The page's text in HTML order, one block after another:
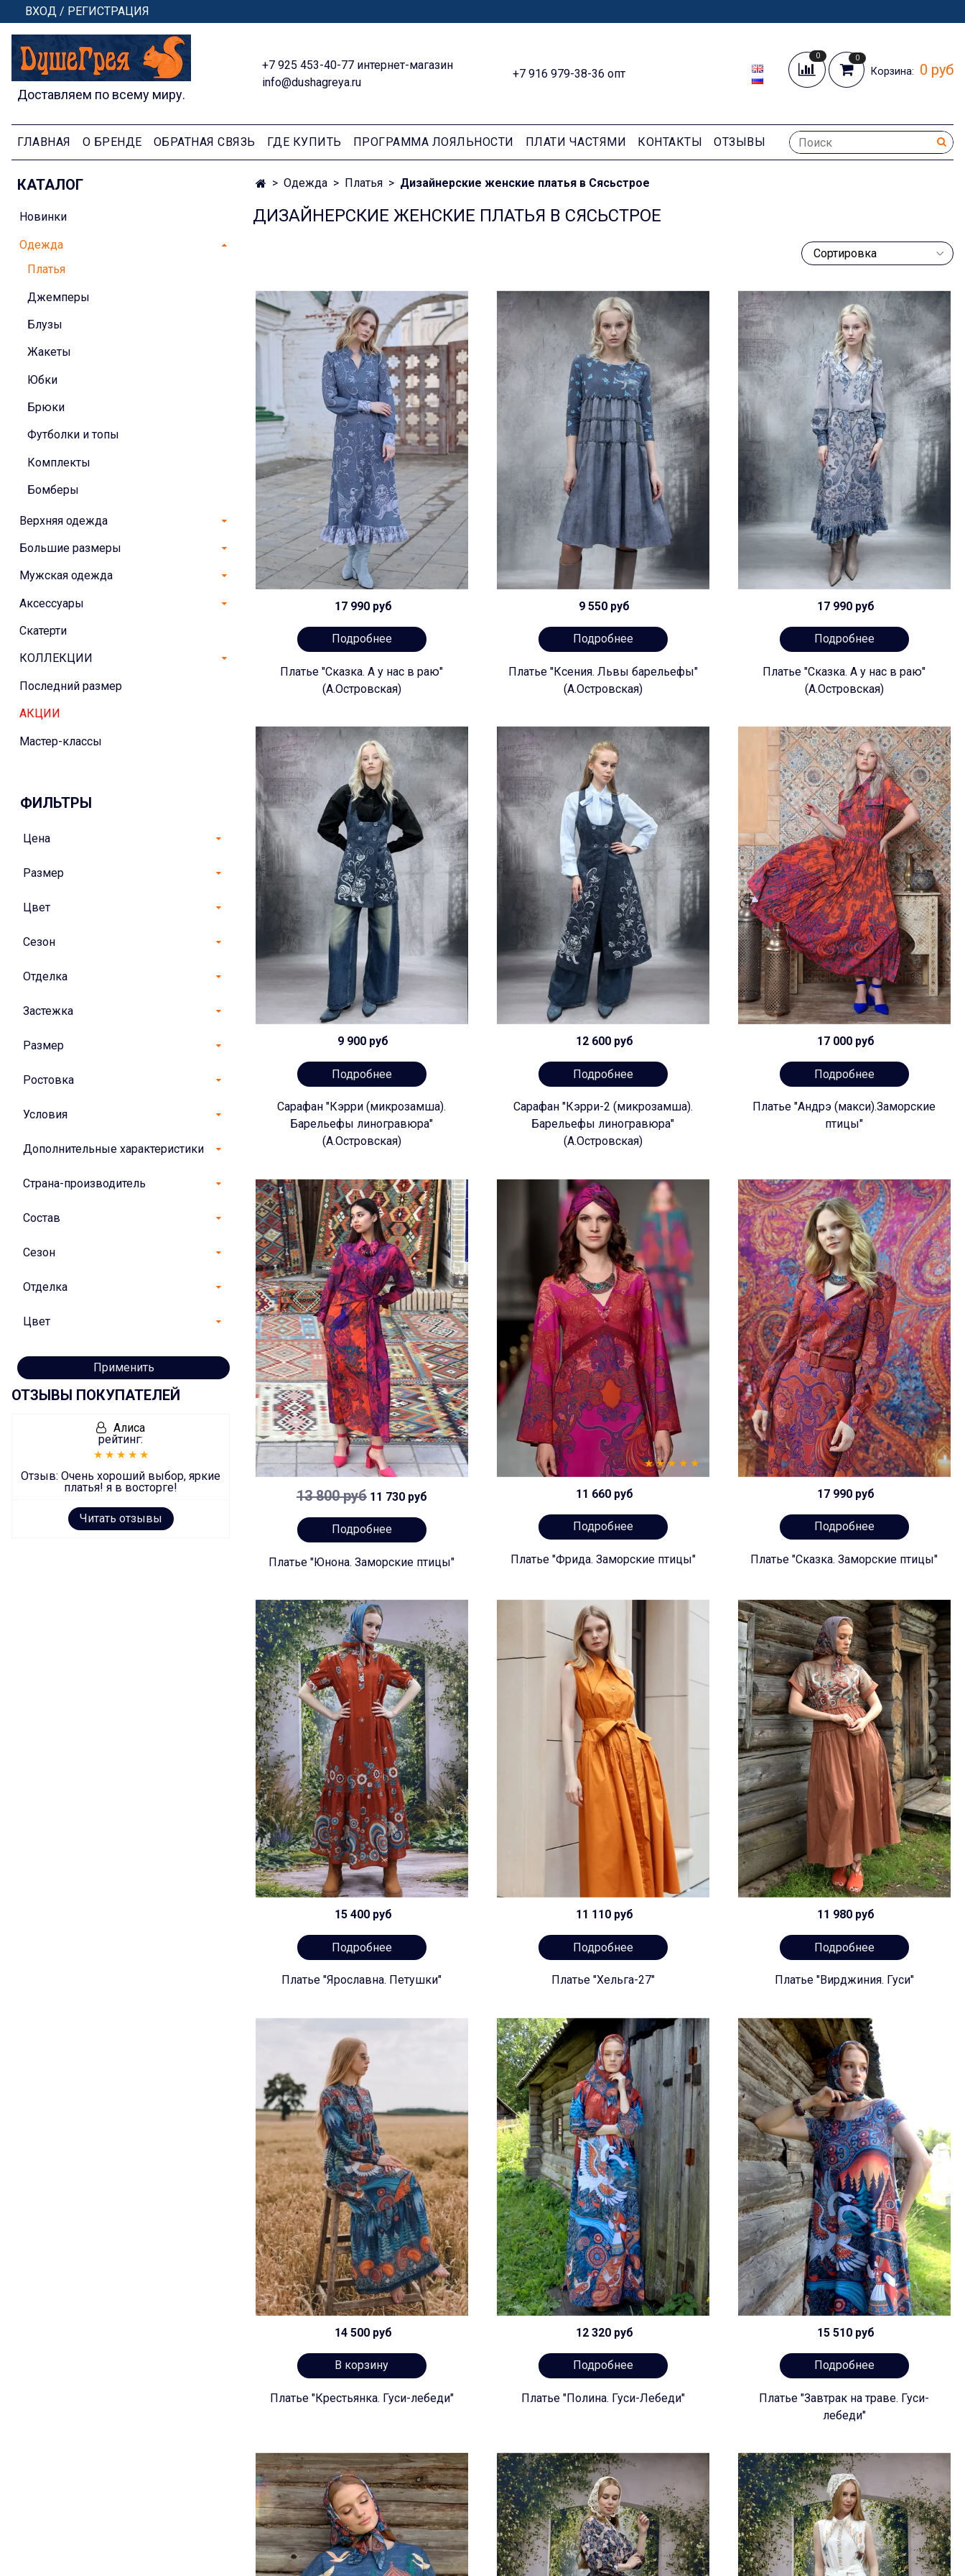
ВХОД / РЕГИСТРАЦИЯ
Доставляем по всему миру.
+7 925 453-40-77 интернет-магазин
info@dushagreya.ru
+7 916 979-38-36 опт
0 0
Корзина: 0 руб
ГЛАВНАЯ О БРЕНДЕ ОБРАТНАЯ СВЯЗЬ ГДЕ КУПИТЬ ПРОГРАММА ЛОЯЛЬНОСТИ ПЛАТИ ЧАСТЯМИ КОНТАКТЫ ОТЗЫВЫ
Одежда Платья Дизайнерские женские платья в Сясьстрое
ДИЗАЙНЕРСКИЕ ЖЕНСКИЕ ПЛАТЬЯ В СЯСЬСТРОЕ
17 990 руб
Подробнее
Платье "Сказка. А у нас в раю"
(А.Островская)
9 550 руб
Подробнее
Платье "Ксения. Львы барельефы"
(А.Островская)
17 990 руб
Подробнее
Платье "Сказка. А у нас в раю"
(А.Островская)
9 900 руб
Подробнее
Сарафан "Кэрри (микрозамша).
Барельефы линогравюра"
(А.Островская)
12 600 руб
Подробнее
Сарафан "Кэрри-2 (микрозамша).
Барельефы линогравюра"
(А.Островская)
17 000 руб
Подробнее
Платье "Андрэ (макси).Заморские
птицы"
13 800 руб11 730 руб
Подробнее
Платье "Юнона. Заморские птицы"
11 660 руб
Подробнее
Платье "Фрида. Заморские птицы"
17 990 руб
Подробнее
Платье "Сказка. Заморские птицы"
15 400 руб
Подробнее
Платье "Ярославна. Петушки"
11 110 руб
Подробнее
Платье "Хельга-27"
11 980 руб
Подробнее
Платье "Вирджиния. Гуси"
14 500 руб
В корзину
Платье "Крестьянка. Гуси-лебеди"
12 320 руб
Подробнее
Платье "Полина. Гуси-Лебеди"
15 510 руб
Подробнее
Платье "Завтрак на траве. Гуси-
лебеди"
КАТАЛОГ
Новинки
Одежда
Платья
Джемперы
Блузы
Жакеты
Юбки
Брюки
Футболки и топы
Комплекты
Бомберы
Верхняя одежда
Большие размеры
Мужская одежда
Аксессуары
Скатерти
КОЛЛЕКЦИИ
Последний размер
АКЦИИ
Мастер-классы
ФИЛЬТРЫ
Цена
Размер
Цвет
Сезон
Отделка
Застежка
Размер
Ростовка
Условия
Дополнительные характеристики
Страна-производитель
Состав
Сезон
Отделка
Цвет
Применить
ОТЗЫВЫ ПОКУПАТЕЛЕЙ
Алиса
рейтинг:
Отзыв: Очень хороший выбор, яркие
платья! я в восторге!
Читать отзывы